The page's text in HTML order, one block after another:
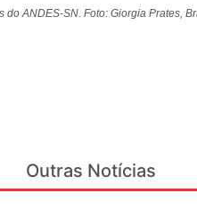
ANDES-SN. Foto: Giorgia Prates,
Outras Notícias